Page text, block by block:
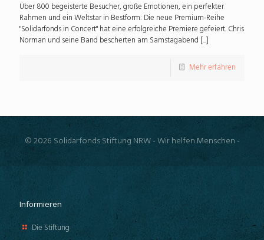
Über 800 begeisterte Besucher, große Emotionen, ein perfekter
Rahmen und ein Weltstar in Bestform: Die neue Premium-Reihe
"Solidarfonds in Concert" hat eine erfolgreiche Premiere gefeiert. Chris
Norman und seine Band bescherten am Samstagabend [...]
Mehr erfahren
© 2026 Solidarfonds Stiftung NRW - Wir helfen Menschen -
Informieren
Die Stiftung